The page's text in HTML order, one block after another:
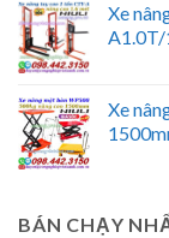
Xe
Xe
BÁN CHẠY